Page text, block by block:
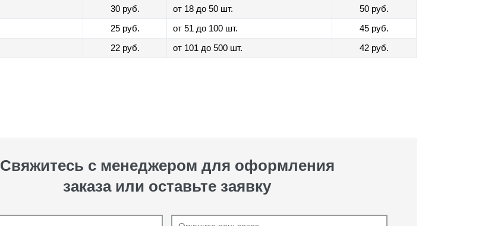
30 руб. от 18 до 50 шт.
50 руб.
25 руб. от 51 до 100 шт.
45 руб.
22 руб. от 101 до 500 шт. 42 руб.
Свяжитесь с менеджером для оформления
заказа или оставьте заявку